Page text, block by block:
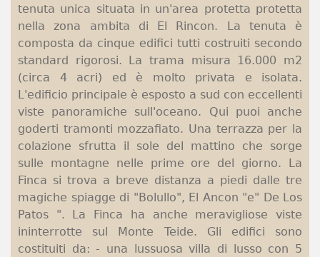
tenuta unica situata in un'area protetta protetta
nella zona ambita di El Rincon. La tenuta è
composta da cinque edifici tutti costruiti secondo
standard rigorosi. La trama misura 16.000 m2
(circa 4 acri) ed è molto privata e isolata.
L'edificio principale è esposto a sud con eccellenti
viste panoramiche sull'oceano. Qui puoi anche
goderti tramonti mozzafiato. Una terrazza per la
colazione sfrutta il sole del mattino che sorge
sulle montagne nelle prime ore del giorno. La
Finca si trova a breve distanza a piedi dalle tre
magiche spiagge di "Bolullo", El Ancon "e" De Los
Patos ". La Finca ha anche meravigliose viste
ininterrotte sul Monte Teide. Gli edifici sono
costituiti da: - una lussuosa villa di lusso con 5